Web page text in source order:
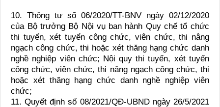
10. Thông tư số 06/2020/TT-BNV ngày 02/12/2020
của Bộ trưởng Bộ Nội vụ ban hành Quy chế tổ chức
thi tuyển, xét tuyển công chức, viên chức, thi nâng
ngạch công chức, thi hoặc xét thăng hạng chức danh
nghề nghiệp viên chức; Nội quy thi tuyển, xét tuyển
công chức, viên chức, thi nâng ngạch công chức, thi
hoặc xét thăng hạng chức danh nghề nghiệp viên
chức;
11. Quyết định số 08/2021/QĐ-UBND ngày 26/5/2021